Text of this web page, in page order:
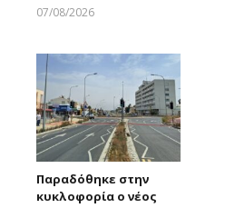
07/08/2026
Παραδόθηκε στην
κυκλοφορία ο νέος